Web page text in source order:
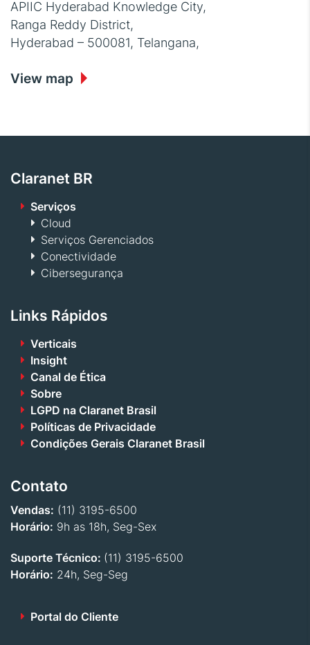
APIIC Hyderabad Knowledge City,
Ranga Reddy District,
Hyderabad – 500081, Telangana,
View map
Claranet BR
Serviços
Cloud
Serviços Gerenciados
Conectividade
Cibersegurança
Links Rápidos
Verticais
Insight
Canal de Ética
Sobre
LGPD na Claranet Brasil
Políticas de Privacidade
Condições Gerais Claranet Brasil
Contato
Vendas: (11) 3195-6500
Horário: 9h as 18h, Seg-Sex
Suporte Técnico: (11) 3195-6500
Horário: 24h, Seg-Seg
Portal do Cliente